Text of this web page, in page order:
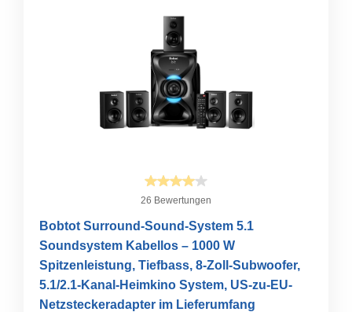
26 Bewertungen
Bobtot Surround-Sound-System 5.1
Soundsystem Kabellos – 1000 W
Spitzenleistung, Tiefbass, 8-Zoll-Subwoofer,
5.1/2.1-Kanal-Heimkino System, US-zu-EU-
Netzsteckeradapter im Lieferumfang